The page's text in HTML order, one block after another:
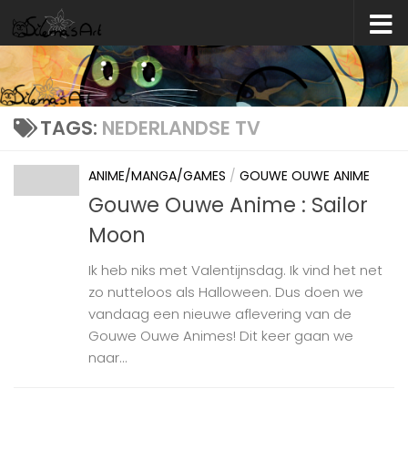
Skip to content
TAGS: NEDERLANDSE TV
ANIME/MANGA/GAMES / GOUWE OUWE ANIME
Gouwe Ouwe Anime : Sailor
Moon
Ik heb niks met Valentijnsdag. Ik vind het net
zo nutteloos als Halloween. Dus doen we
vandaag een nieuwe aflevering van de
Gouwe Ouwe Animes! Dit keer gaan we
naar...